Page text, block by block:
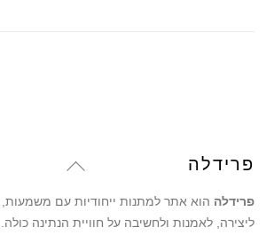
Back
Top
פרידלה
פרידלה הוא אתר למתנות ייחודיות עם
ליצירה, לאמנות ולחשיבה על חוויית הנתינה כולה.